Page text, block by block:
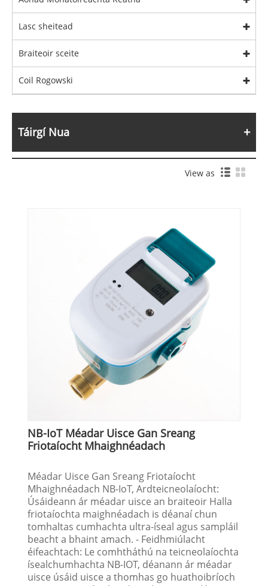
Lasc sheitead
Braiteoir sceite
Coil Rogowski
Táirgí Nua
View as
NB-IoT Méadar Uisce Gan Sreang
Friotaíocht Mhaighnéadach
Méadar Uisce Gan Sreang Friotaíocht
Mhaighnéadach NB-IoT, Ardteicneolaíocht:
Úsáideann ár méadar uisce an braiteoir Halla
friotaíochta maighnéadach is déanaí chun
tomhaltas cumhachta ultra-íseal agus sampláil
beacht a bhaint amach. - Feidhmiúlacht
éifeachtach: Le comhtháthú na teicneolaíochta
ísealchumhachta NB-IOT, déanann ár méadar
uisce úsáid uisce a thomhas go huathoibríoch